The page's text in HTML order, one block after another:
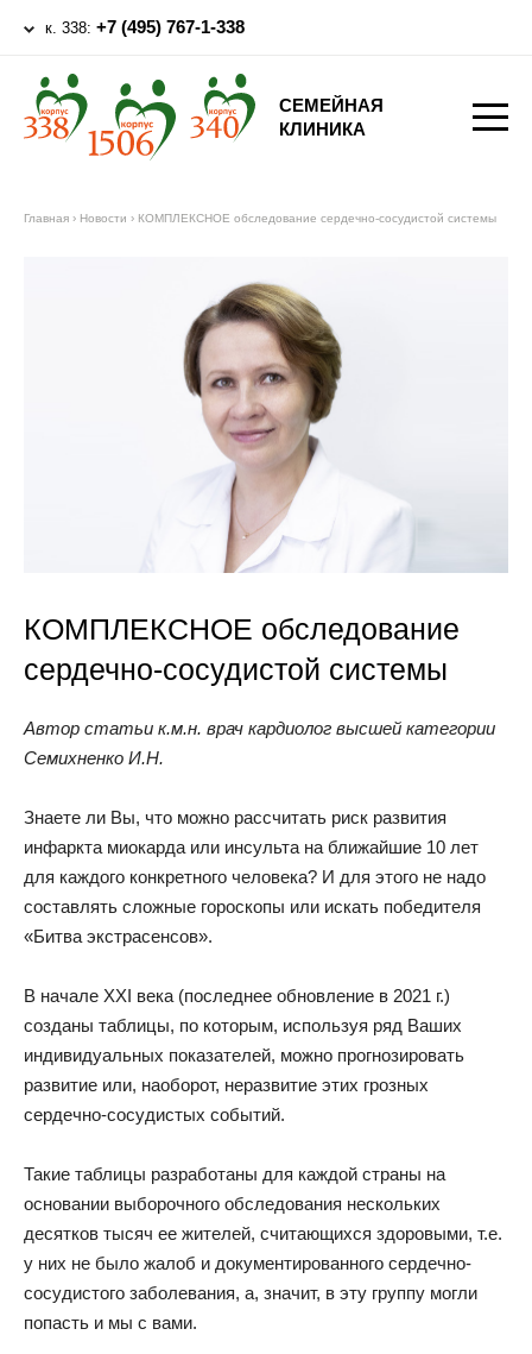
к. 338: +7 (495) 767-1-338
СЕМЕЙНАЯ
КЛИНИКА
Главная › Новости › КОМПЛЕКСНОЕ обследование сердечно-сосудистой системы
КОМПЛЕКСНОЕ обследование
сердечно-сосудистой системы
Автор статьи к.м.н. врач кардиолог высшей категории
Семихненко И.Н.
Знаете ли Вы, что можно рассчитать риск развития
инфаркта миокарда или инсульта на ближайшие 10 лет
для каждого конкретного человека? И для этого не надо
составлять сложные гороскопы или искать победителя
«Битва экстрасенсов».
В начале XXI века (последнее обновление в 2021 г.)
созданы таблицы, по которым, используя ряд Ваших
индивидуальных показателей, можно прогнозировать
развитие или, наоборот, неразвитие этих грозных
сердечно-сосудистых событий.
Такие таблицы разработаны для каждой страны на
основании выборочного обследования нескольких
десятков тысяч ее жителей, считающихся здоровыми, т.е.
у них не было жалоб и документированного сердечно-
сосудистого заболевания, а, значит, в эту группу могли
попасть и мы с вами.